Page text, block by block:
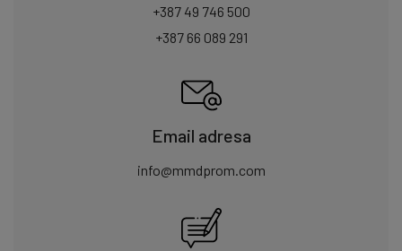
+387 49 746 500
+387 66 089 291
Email adresa
info@mmdprom.com